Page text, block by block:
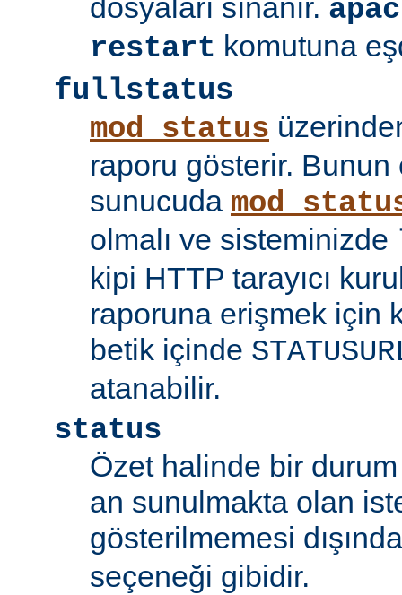
dosyaları sınanır.
restart komutuna
fullstatus
mod_status
raporu gösterir. Bunun
sunucuda
olmalı ve sisteminizde
kipi HTTP tarayıcı
raporuna erişmek için
betik içinde
atanabilir.
status
Özet halinde bir
an sunulmakta olan
gösterilmemesi
seçeneği gibidir.